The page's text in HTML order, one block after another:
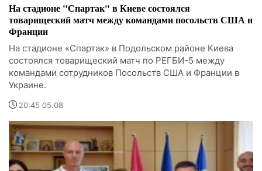
На стадионе "Спартак" в Киеве состоялся
товарищеский матч между командами посольств США и
Франции
На стадионе «Спартак» в Подольском районе Киева
состоялся товарищеский матч по РЕГБИ-5 между
командами сотрудников Посольств США и Франции в
Украине.
20:45 05.08